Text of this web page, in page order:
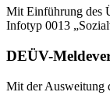
Mit Einführung des
Infotyp 0013
DEÜV-
Mit der Ausweitung